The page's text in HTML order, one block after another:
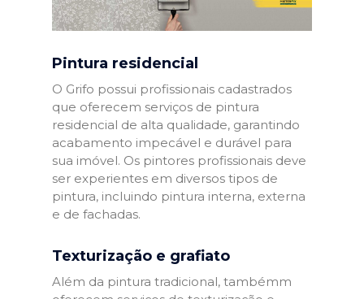
Pintura residencial
O Grifo possui profissionais cadastrados
que oferecem serviços de pintura
residencial de alta qualidade, garantindo
acabamento impecável e durável para
sua imóvel. Os pintores profissionais deve
ser experientes em diversos tipos de
pintura, incluindo pintura interna, externa
e de fachadas.
Texturização e grafiato
Além da pintura tradicional, tambémm